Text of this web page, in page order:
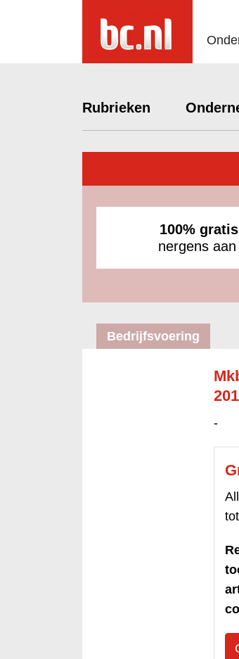
Rubrieken
100% gratis
nergens
Bedrijfsvoering
-